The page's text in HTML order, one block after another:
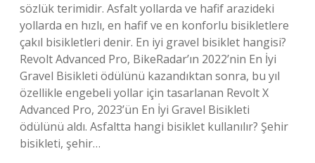
sözlük terimidir. Asfalt yollarda ve hafif arazideki
yollarda en hızlı, en hafif ve en konforlu bisikletlere
çakıl bisikletleri denir. En iyi gravel bisiklet hangisi?
Revolt Advanced Pro, BikeRadar’ın 2022’nin En İyi
Gravel Bisikleti ödülünü kazandıktan sonra, bu yıl
özellikle engebeli yollar için tasarlanan Revolt X
Advanced Pro, 2023’ün En İyi Gravel Bisikleti
ödülünü aldı. Asfaltta hangi bisiklet kullanılır? Şehir
bisikleti, şehir…